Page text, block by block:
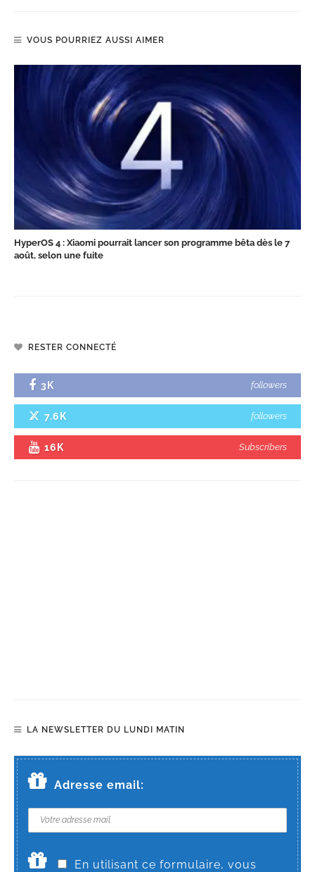
VOUS POURRIEZ AUSSI AIMER
HyperOS 4 : Xiaomi pourrait lancer son programme bêta dès le 7
août, selon une fuite
RESTER CONNECTÉ
3K followers
7.6K followers
16K Subscribers
LA NEWSLETTER DU LUNDI MATIN
Adresse email:
En utilisant ce formulaire, vous